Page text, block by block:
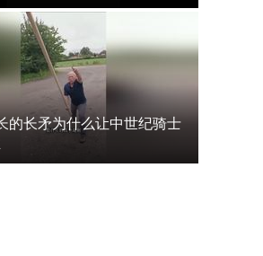
的长矛为什么让中世纪骑士